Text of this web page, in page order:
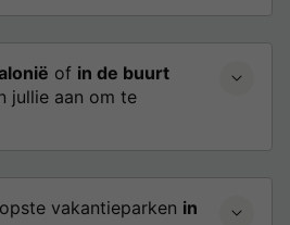
of in de buurt
jullie aan om te
vakantieparken in